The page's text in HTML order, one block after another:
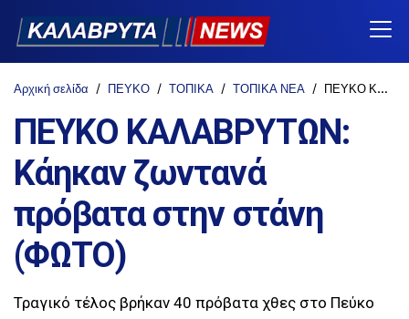
Αρχική σελίδα ΠΕΥΚΟ ΤΟΠΙΚΑ ΤΟΠΙΚΑ ΝΕΑ ΠΕΥΚΟ ΚΑΛΑΒΡΥΤΩΝ: Κάηκαν ζωντανά πρόβατα στην στάνη (ΦΩΤΟ)
ΠΕΥΚΟ ΚΑΛΑΒΡΥΤΩΝ:
Κάηκαν ζωντανά
πρόβατα στην στάνη
(ΦΩΤΟ)
Τραγικό τέλος βρήκαν 40 πρόβατα χθες στο Πεύκο